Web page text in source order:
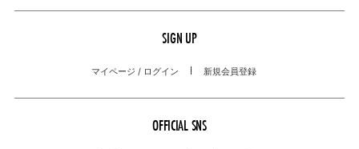
SIGN UP
マイページ / ログイン 新規会員登録
OFFICIAL SNS